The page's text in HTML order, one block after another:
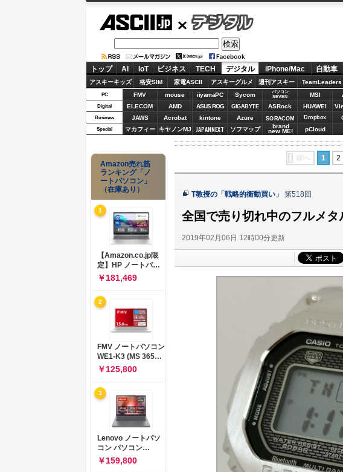
デジタル
トップ AI IoT ビジネス TECH デジタル iPhone/Mac 自動車
アスキーキッズ 格安SIM 家電ASCII アスキーグルメ 週刊アスキー TeamLeaders
PC FMV mouse iiyamaPC Sycom
パソコン
SEVEN
MSI
Digital ELECOM AMD ASUS ROG GIGABYTE ASRock HUAWEI
Business JAWS Acrobat kintone Azure SORACOM Dropbox
Special マカフィー キヤノンMJ JAPANNEXT ソフマップ brand
new ME! pCloud
前へ 1 2
T教授の「戦略的衝動買い」 第518回
全国で売り切れ中のフルメ
2019年02月06日 12時00分更新
Amazon売れ筋
ランキング「ノ
ートパソコン」
（在庫あり）
1
【Amazon.co.jp限
定】HP ノートパソ
コン 15-fd 15.6イン
チ インテル Core 5
120U メモリ16GB
SSD512GB
Windows 11
Microsoft Office
2024搭載 WPS
Office搭載 カメラシ
ャッター 指紋認証 薄
型 Copilotキー搭載
ナチュラルシルバー
￥181,469
2
FMV ノートパソコン
WE1-K3 (MS 365
Personal/Copilotキ
ー搭載/Win 11/15.6
型/Core
i5/16GB/SSD
512GB/ホワイト)
FMVWK3E15W_AZ
￥125,800
3
Lenovo ノートパソ
コン パソコン
IdeaPad Slim 3 14.0
インチ AMD
￥159,800